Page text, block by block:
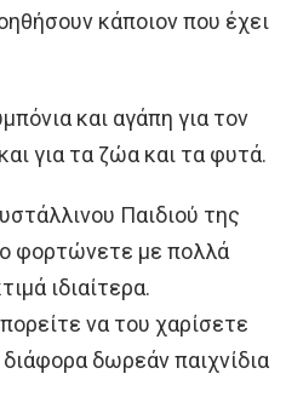
κάποιον που έχει
και αγάπη για τον
για τα ζώα και τα φυτά.
Παιδιού της
φορτώνετε με πολλά
ιδιαίτερα.
να του χαρίσετε
δωρεάν παιχνίδια